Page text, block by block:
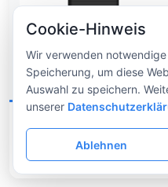
Passend für:
Cookie-Hinweis
Wir verwenden
Speicherung, um diese
Auswahl zu speichern.
unserer
Ablehnen